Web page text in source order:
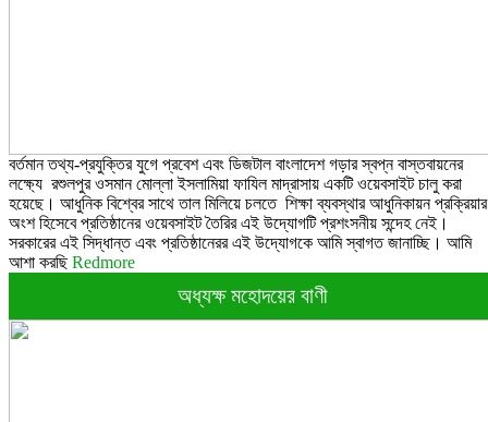
বর্তমান তথ্য-প্রযুক্তির যুগে প্রবেশ এবং ডিজটাল বাংলাদেশ গড়ার স্বপ্ন বাস্তবায়নের
লক্ষ্যে রশুলপুর ওসমান মোল্লা ইসলামিয়া ফাযিল মাদ্রাসায় একটি ওয়েবসাইট চালু করা
হয়েছে। আধুনিক বিশ্বের সাথে তাল মিলিয়ে চলতে শিক্ষা ব্যবস্থার আধুনিকায়ন প্রক্রিয়ার
অংশ হিসেবে প্রতিষ্ঠানের ওয়েবসাইট তৈরির এই উদ্যোগটি প্রশংসনীয় সন্দেহ নেই।
সরকারের এই সিদ্ধান্ত এবং প্রতিষ্ঠানেরর এই উদ্যোগকে আমি স্বাগত জানাচ্ছি। আমি
আশা করছিRedmore
অধ্যক্ষ মহোদয়ের বাণী